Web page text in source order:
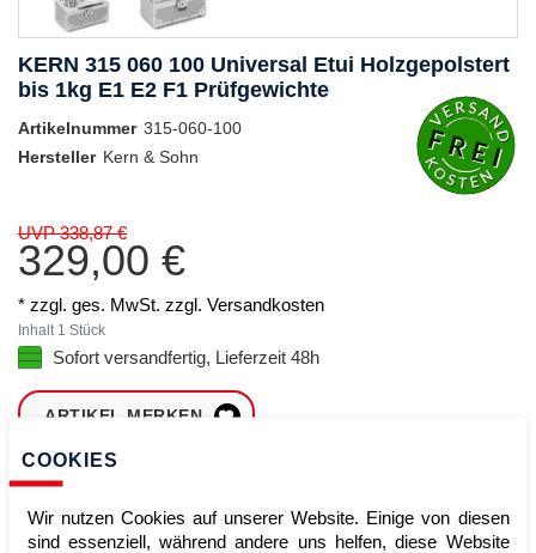
KERN 315 060 100 Universal Etui Holzgepolstert
bis 1kg E1 E2 F1 Prüfgewichte
Artikelnummer 315-060-100
Hersteller Kern & Sohn
UVP 338,87 €
329,00 €
* zzgl. ges. MwSt. zzgl. Versandkosten
Inhalt 1 Stück
Sofort versandfertig, Lieferzeit 48h
ARTIKEL MERKEN
COOKIES
Wir nutzen Cookies auf unserer Website. Einige von diesen
sind essenziell, während andere uns helfen, diese Website